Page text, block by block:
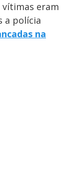
vítimas eram
a polícia
na